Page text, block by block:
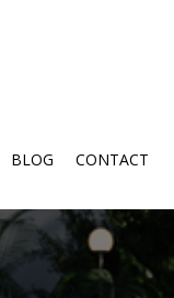
BLOG CONTACT